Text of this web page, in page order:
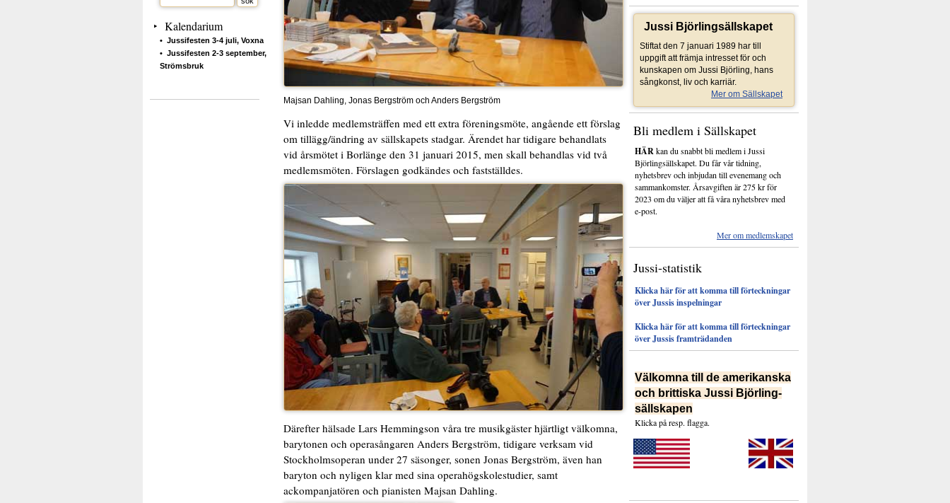
Kalendarium
Jussifesten 3-4 juli, Voxna
Jussifesten 2-3 september,
Strömsbruk
Majsan Dahling, Jonas Bergström och Anders Bergström
Vi inledde medlemsträffen med ett extra föreningsmöte, angående ett förslag
om tillägg/ändring av sällskapets stadgar. Ärendet har tidigare behandlats
vid årsmötet i Borlänge den 31 januari 2015, men skall behandlas vid två
medlemsmöten. Förslagen godkändes och fastställdes.
Därefter hälsade Lars Hemmingson våra tre musikgäster hjärtligt välkomna,
barytonen och operasångaren Anders Bergström, tidigare verksam vid
Stockholmsoperan under 27 säsonger, sonen Jonas Bergström, även han
baryton och nyligen klar med sina operahögskolestudier, samt
ackompanjatören och pianisten Majsan Dahling.
Jussi Björlingsällskapet
Stiftat den 7 januari 1989 har till
uppgift att främja intresset för och
kunskapen om Jussi Björling, hans
sångkonst, liv och karriär.
Mer om Sällskapet
Bli medlem i Sällskapet
HÄRkan du snabbt bli medlem i Jussi
Björlingsällskapet. Du får vår tidning,
nyhetsbrev och inbjudan till evenemang och
sammankomster. Årsavgiften är 275 kr för
2023 om du väljer att få våra nyhetsbrev med
e-post.
Mer om medlemskapet
Jussi-statistik
Klicka här för att komma till förteckningar
över Jussis inspelningar
Klicka här för att komma till förteckningar
över Jussis framträdanden
Välkomna till de amerikanska
och brittiska Jussi Björling-
sällskapen
Klicka på resp. flagga.